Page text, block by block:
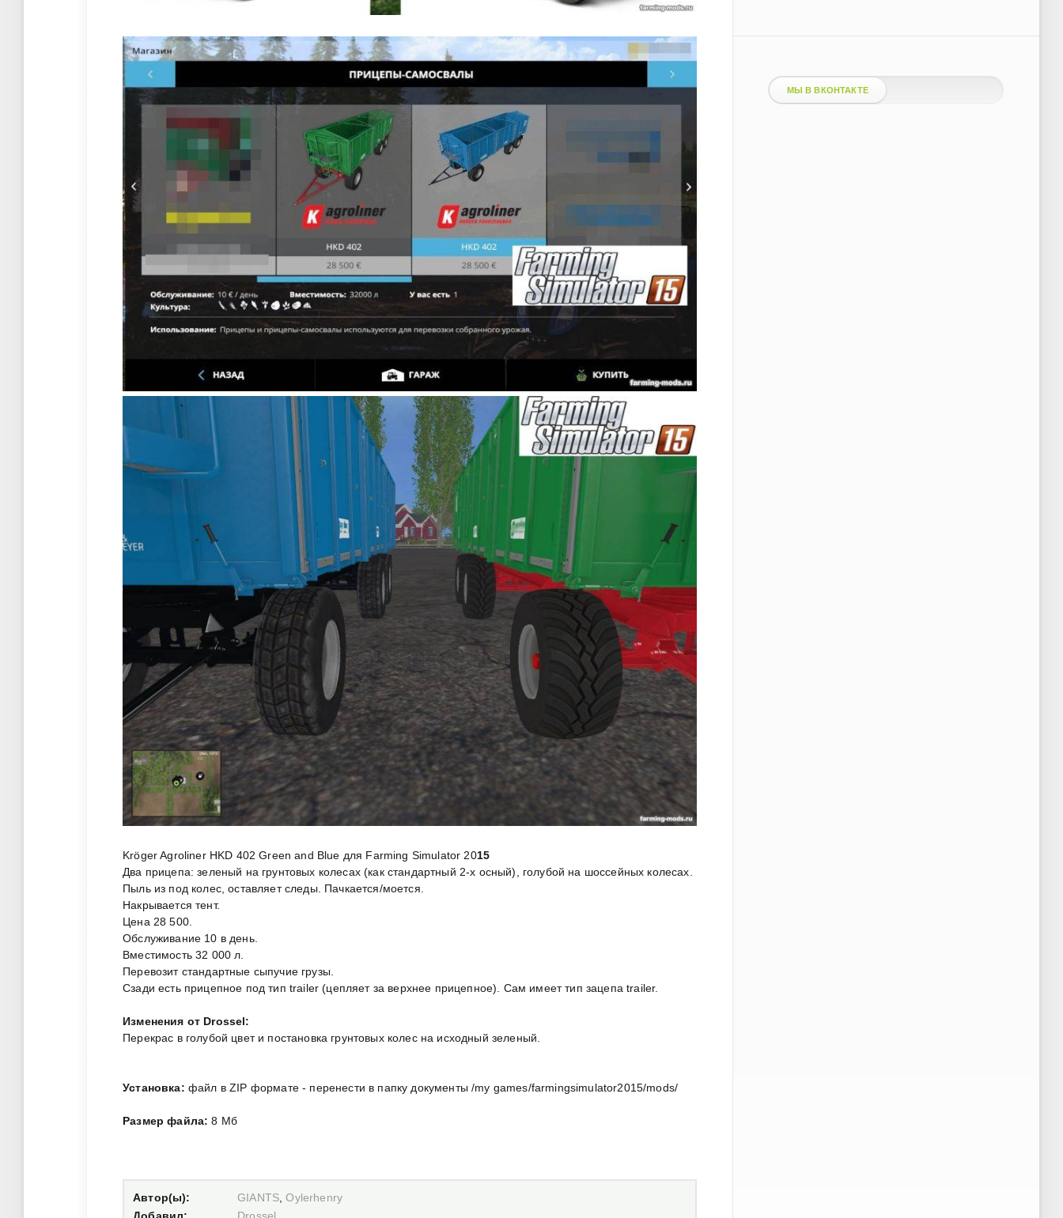
Kröger Agroliner HKD 402 Green and Blue для Farming Simulator 2015
Два прицепа: зеленый на грунтовых колесах (как стандартный 2-х осный), голубой на шоссейных колесах.
Пыль из под колес, оставляет следы. Пачкается/моется.
Накрывается тент.
Цена 28 500.
Обслуживание 10 в день.
Вместимость 32 000 л.
Перевозит стандартные сыпучие грузы.
Сзади есть прицепное под тип trailer (цепляет за верхнее прицепное). Сам имеет тип зацепа trailer.
Изменения от Drossel:
Перекрас в голубой цвет и постановка грунтовых колес на исходный зеленый.
Установка: файл в ZIP формате - перенести в папку документы /my games/farmingsimulator2015/mods/
Размер файла: 8 Мб
Автор(ы): GIANTS ,Oylerhenry
МЫ В ВКОНТАКТЕ